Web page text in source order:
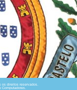
direitos reservados.